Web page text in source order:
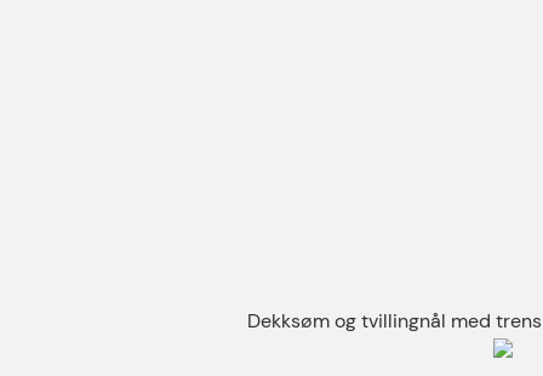
Dekksøm og tvillingnål med trens